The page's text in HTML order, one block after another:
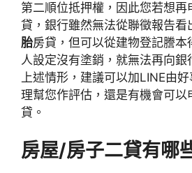
第二順位抵押權，因此您若想再
貸，銀行雖然無法從聯徵報告看
胎房貸，但可以從建物登記謄本
人設定沒有塗銷，就無法再向銀
上述情形，建議可以加LINE由
理幫您作評估，還是有機會可以
貸。
房屋/房子二貸有哪